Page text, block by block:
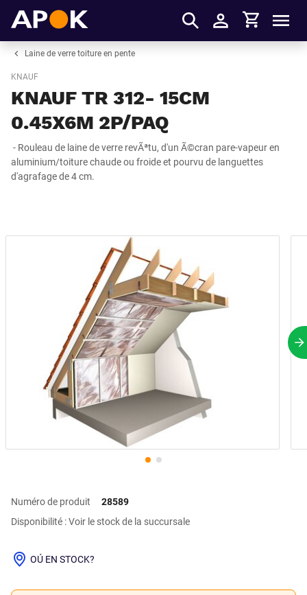
S'identifier
Panier
Laine de verre toiture en pente
KNAUF
KNAUF TR 312- 15CM
0.45X6M 2P/PAQ
- Rouleau de laine de verre revÃªtu, d'un Ã©cran pare-vapeur en
aluminium/toiture chaude ou froide et pourvu de languettes
d'agrafage de 4 cm.
Numéro de produit
28589
Disponibilité : Voir le stock de la succursale
OÚ EN STOCK?